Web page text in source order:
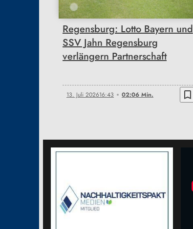
Regensburg: Lotto Bayern und
SSV Jahn Regensburg
verlängern Partnerschaft
13. Juli 202616:43 02:06 Min. bookmark_border